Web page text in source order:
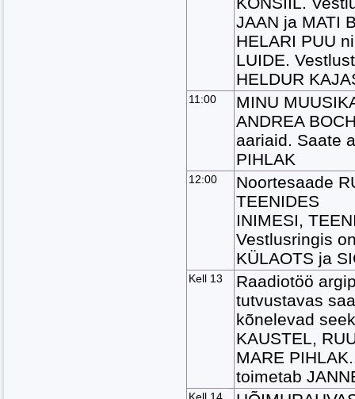
JAAN ja MATI
HELARI PUU
LUIDE.
HELDUR
11:00
MINU
ANDREA
aariaid. Saate
PIHLAK
12:00
Noortesaade
TEENIDES
INIMESI,
Vestlusringis
KÜLAOTS ja
Kell 13
Raadiotöö
tutvustavas
kõnelevad
KAUSTEL,
MARE
toimetab